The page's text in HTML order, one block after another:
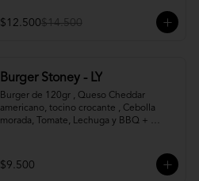
$12.500$14.500
Burger Stoney - LY
Burger de 120gr , Queso Cheddar
americano, tocino crocante , Cebolla
morada, Tomate, Lechuga y BBQ +
$9.500